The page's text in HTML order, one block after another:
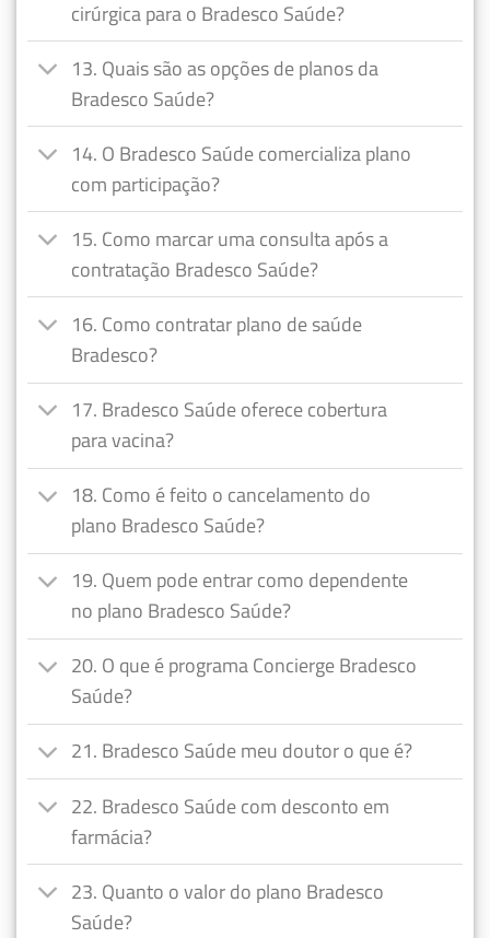
cirúrgica para o Bradesco Saúde?
13. Quais são as opções de planos da
Bradesco Saúde?
14. O Bradesco Saúde comercializa plano
com participação?
15. Como marcar uma consulta após a
contratação Bradesco Saúde?
16. Como contratar plano de saúde
Bradesco?
17. Bradesco Saúde oferece cobertura
para vacina?
18. Como é feito o cancelamento do
plano Bradesco Saúde?
19. Quem pode entrar como dependente
no plano Bradesco Saúde?
20. O que é programa Concierge Bradesco
Saúde?
21. Bradesco Saúde meu doutor o que é?
22. Bradesco Saúde com desconto em
farmácia?
23. Quanto o valor do plano Bradesco
Saúde?